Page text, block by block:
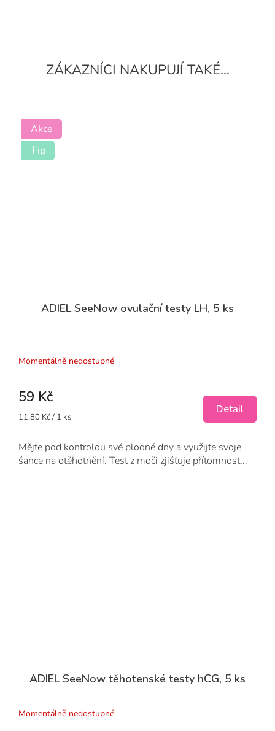
Akce
Tip
ADIEL SeeNow ovulační testy LH, 5 ks
produktu
z
hvězdiček.
Momentálně nedostupné
59 Kč
Měrná
11,80 Kč / 1 ks
Detail
Mějte pod kontrolou své plodné dny a využijte svoje
šance na otěhotnění. Test z moči zjišťuje přítomnost...
ADIEL SeeNow těhotenské testy hCG, 5 ks
Momentálně nedostupné